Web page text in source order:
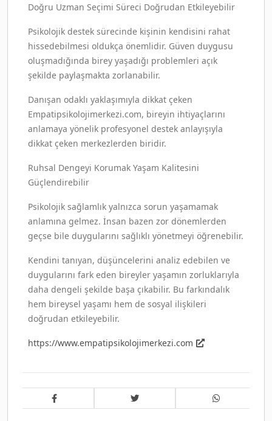
Doğru Uzman Seçimi Süreci Doğrudan Etkileyebilir
Psikolojik destek sürecinde kişinin kendisini rahat
hissedebilmesi oldukça önemlidir. Güven duygusu
oluşmadığında birey yaşadığı problemleri açık
şekilde paylaşmakta zorlanabilir.
Danışan odaklı yaklaşımıyla dikkat çeken
Empatipsikolojimerkezi.com, bireyin ihtiyaçlarını
anlamaya yönelik profesyonel destek anlayışıyla
dikkat çeken merkezlerden biridir.
Ruhsal Dengeyi Korumak Yaşam Kalitesini
Güçlendirebilir
Psikolojik sağlamlık yalnızca sorun yaşamamak
anlamına gelmez. İnsan bazen zor dönemlerden
geçse bile duygularını sağlıklı yönetmeyi öğrenebilir.
Kendini tanıyan, düşüncelerini analiz edebilen ve
duygularını fark eden bireyler yaşamın zorluklarıyla
daha dengeli şekilde başa çıkabilir. Bu farkındalık
hem bireysel yaşamı hem de sosyal ilişkileri
doğrudan etkileyebilir.
https://www.empatipsikolojimerkezi.com